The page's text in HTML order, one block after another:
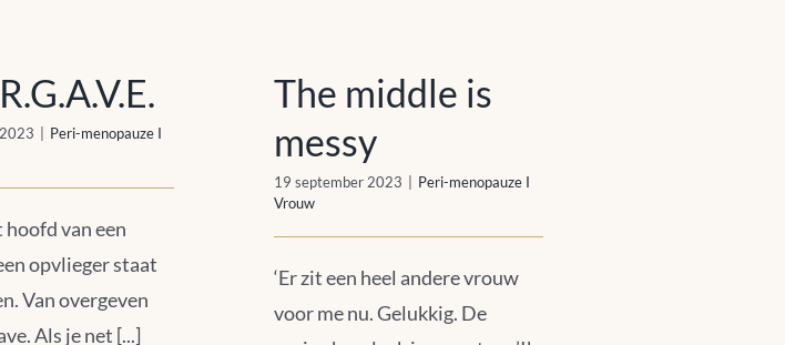
Peri-menopauze I
van een
opvlieger staat
Van overgeven
Als je net [...]
The middle is
messy
19 september 2023
Peri-menopauze I
Vrouw
‘Er zit een heel andere vrouw
voor me nu. Gelukkig. De